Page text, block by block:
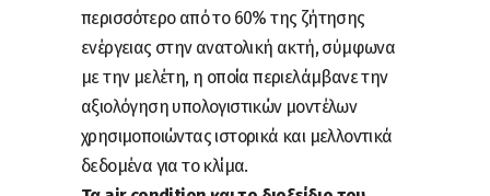
περισσότερο από το 60% της ζήτησης
ενέργειας στην ανατολική ακτή, σύμφωνα
με την μελέτη, η οποία περιελάμβανε την
αξιολόγηση υπολογιστικών μοντέλων
χρησιμοποιώντας ιστορικά και μελλοντικά
δεδομένα για το κλίμα.